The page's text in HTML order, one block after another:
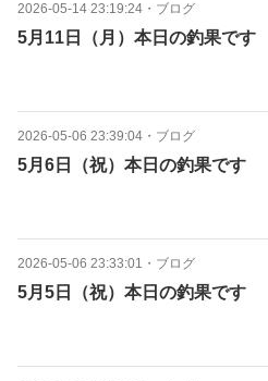
2026-05-14 23:19:24 ・ ブログ
5月11日（月）本日の釣果です
2026-05-06 23:39:04 ・ ブログ
5月6日（祝）本日の釣果です
2026-05-06 23:33:01 ・ ブログ
5月5日（祝）本日の釣果です